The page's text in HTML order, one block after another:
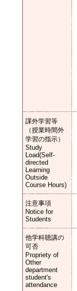
課外学習等
（授業時間外
学習の指示）
Study
Load(Self-
directed
Learning
Outside
Course Hours)
注意事項
Notice for
Students
他学科聴講の
可否
Propriety of
Other
department
student's
attendance